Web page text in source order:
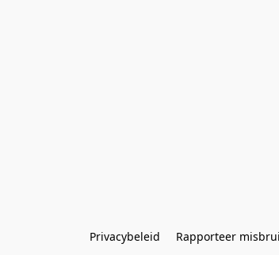
Privacybeleid Rapporteer